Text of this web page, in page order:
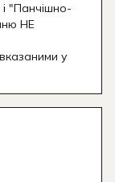
"Панчішно-
НЕ
у